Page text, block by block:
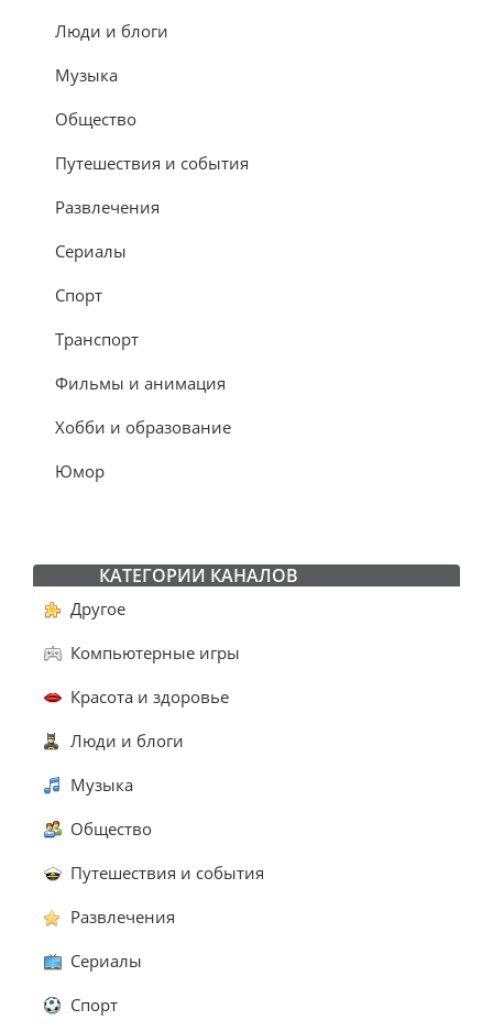
Люди и блоги
Музыка
Общество
Путешествия и события
Развлечения
Сериалы
Спорт
Транспорт
Фильмы и анимация
Хобби и образование
Юмор
КАТЕГОРИИ КАНАЛОВ
Другое
Компьютерные игры
Красота и здоровье
Люди и блоги
Музыка
Общество
Путешествия и события
Развлечения
Сериалы
Спорт